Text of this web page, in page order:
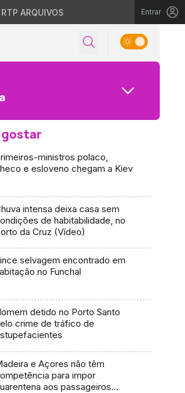
RTP ARQUIVOS Entrar
gostar
ministros polaco,
e esloveno chegam a Kiev
intensa deixa casa sem
de habitabilidade, no
da Cruz (Vídeo)
selvagem encontrado em
no Funchal
detido no Porto Santo
crime de tráfico de
e Açores não têm
para impor
aos passageiros